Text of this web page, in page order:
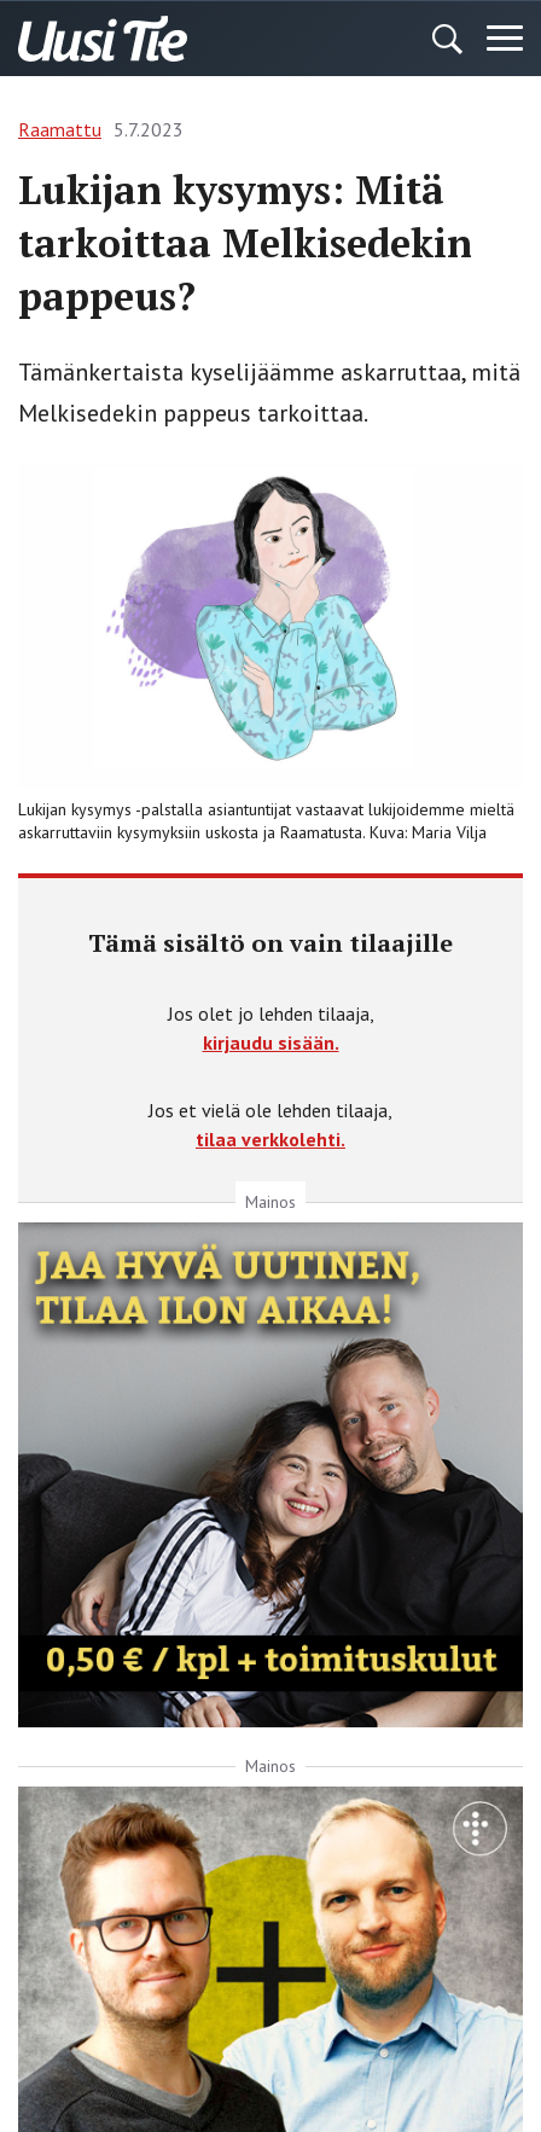
Raamattu 5.7.2023
Lukijan kysymys: Mitä
tarkoittaa Melkisedekin
pappeus?
Tämänkertaista kyselijäämme askarruttaa, mitä
Melkisedekin pappeus tarkoittaa.
Lukijan kysymys -palstalla asiantuntijat vastaavat lukijoidemme mieltä
askarruttaviin kysymyksiin uskosta ja Raamatusta. Kuva: Maria Vilja
Tämä sisältö on vain tilaajille
Jos olet jo lehden tilaaja,
kirjaudu sisään.
Jos et vielä ole lehden tilaaja,
tilaa verkkolehti.
Mainos
Mainos